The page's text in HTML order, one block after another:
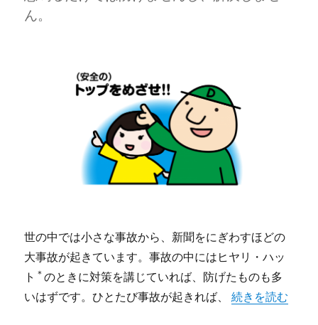
ん。
世の中では小さな事故から、新聞をにぎわすほどの
大事故が起きています。事故の中にはヒヤリ・ハッ
ト ＊ のときに対策を講じていれば、防げたものも多
いはずです。ひとたび事故が起きれば、“安全はトップ
続きを読む